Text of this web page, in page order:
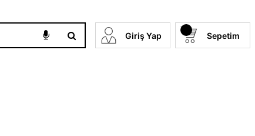
Giriş Yap Sepetim